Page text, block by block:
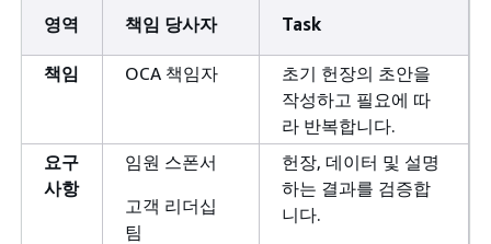
영역 책임 당사자 Task
책임 OCA 책임자
초기 헌장의 초안을
작성하고 필요에 따
라 반복합니다.
요구
사항
임원 스폰서
고객 리더십
팀
헌장, 데이터 및 설명
하는 결과를 검증합
니다.